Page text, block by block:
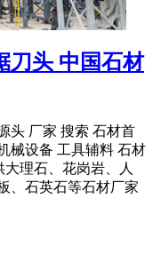
刀头 中国石材
头 厂家 搜索 石材首
械设备 工具辅料 石材
理石、花岗岩、人
、石英石等石材厂家